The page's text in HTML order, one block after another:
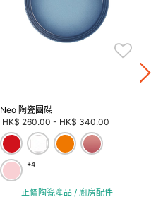
Neo 陶瓷圓碟
HK$ 260.00 - HK$ 340.00
+4
正價陶瓷產品 / 廚房配件